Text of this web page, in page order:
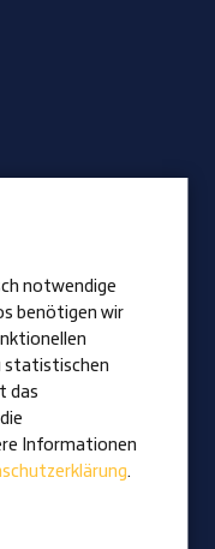
notwendige
benötigen wir
statistischen
das
Informationen
.